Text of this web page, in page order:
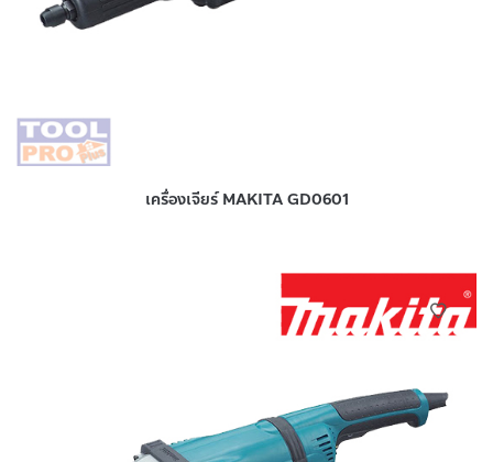
เครื่องเจียร์ MAKITA GD0601